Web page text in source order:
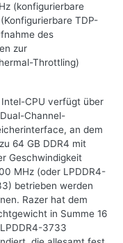
(konfigurierbare
TDP-
des
zur
Throttling)
Intel-CPU verfügt über
Channel-
an dem
64 GB DDR4 mit
Geschwindigkeit
MHz (oder LPDDR4-
betrieben werden
Razer hat dem
in Summe 16
3733